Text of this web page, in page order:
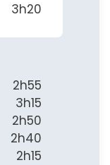
3h20
2h55
3h15
2h50
2h40
2h15